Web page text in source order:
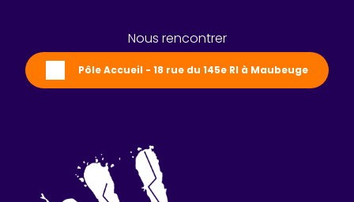
Nous rencontrer
Pôle Accueil - 18 rue du 145e RI à Maubeuge